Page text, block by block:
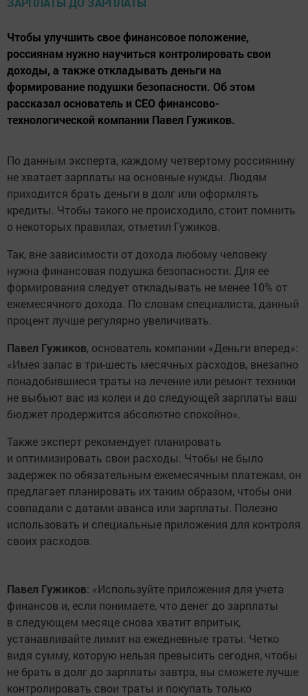
Чтобы улучшить свое финансовое положение,
россиянам нужно научиться контролировать свои
доходы, а также откладывать деньги на
формирование подушки безопасности. Об этом
рассказал основатель и СЕО финансово-
технологической компании Павел Гужиков.
По данным эксперта, каждому четвертому россиянину
не хватает зарплаты на основные нужды. Людям
приходится брать деньги в долг или оформлять
кредиты. Чтобы такого не происходило, стоит помнить
о некоторых правилах, отметил Гужиков.
Так, вне зависимости от дохода любому человеку
нужна финансовая подушка безопасности. Для ее
формирования следует откладывать не менее 10% от
ежемесячного дохода. По словам специалиста, данный
процент лучше регулярно увеличивать.
Павел Гужиков, основатель компании «Деньги вперед»:
«Имея запас в три-шесть месячных расходов, внезапно
понадобившиеся траты на лечение или ремонт техники
не выбьют вас из колеи и до следующей зарплаты ваш
бюджет продержится абсолютно спокойно».
Также эксперт рекомендует планировать
и оптимизировать свои расходы. Чтобы не было
задержек по обязательным ежемесячным платежам, он
предлагает планировать их таким образом, чтобы они
совпадали с датами аванса или зарплаты. Полезно
использовать и специальные приложения для контроля
своих расходов.
Павел Гужиков: «Используйте приложения для учета
финансов и, если понимаете, что денег до зарплаты
в следующем месяце снова хватит впритык,
устанавливайте лимит на ежедневные траты. Четко
видя сумму, которую нельзя превысить сегодня, чтобы
не брать в долг до зарплаты завтра, вы сможете лучше
контролировать свои траты и покупать только